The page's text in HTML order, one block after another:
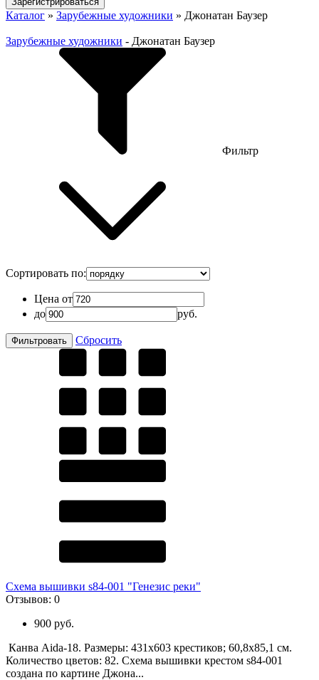
Каталог » Зарубежные художники » Джонатан Баузер
Зарубежные художники - Джонатан Баузер
Фильтр
Сортировать по:
Цена от
до
руб.
Сбросить
Схема вышивки s84-001 "Генезис реки"
Отзывов: 0
900 руб.
Канва Aida-18. Размеры: 431х603 крестиков; 60,8х85,1 см.
Количество цветов: 82. Схема вышивки крестом s84-001
создана по картине Джона...